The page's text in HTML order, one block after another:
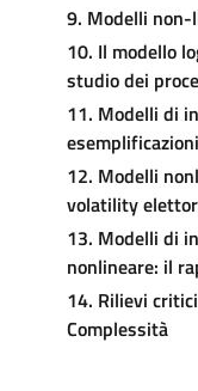
9. Modelli
10. Il modello
studio dei
11. Modelli di
esemplificazioni
12. Modelli
volatility
13. Modelli di
nonlineare: il
14. Rilievi
Complessità